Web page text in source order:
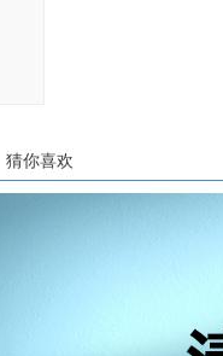
猜你喜欢